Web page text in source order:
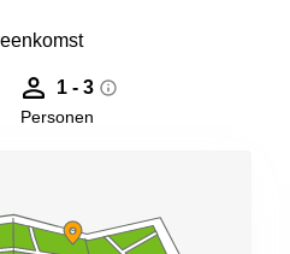
1 - 3
Personen